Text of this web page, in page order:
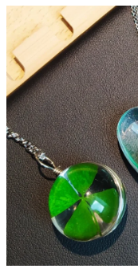
produktu
je
5,0
z
5
hvězdiček.